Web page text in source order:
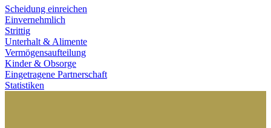
Scheidung einreichen
Einvernehmlich
Strittig
Unterhalt & Alimente
Vermögensaufteilung
Kinder & Obsorge
Eingetragene Partnerschaft
Statistiken